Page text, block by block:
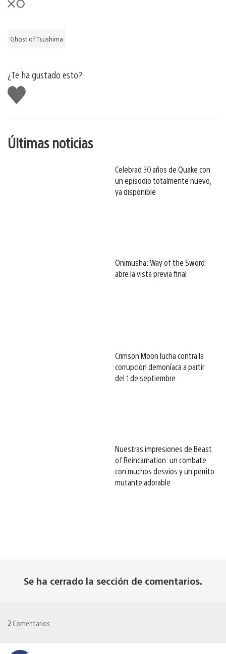
Ghost of Tsushima
¿Te ha gustado esto?
Me
gusta
esto
Últimas noticias
Celebrad 30 años de Quake con
un episodio totalmente nuevo,
ya disponible
Onimusha: Way of the Sword
abre la vista previa final
Crimson Moon lucha contra la
corrupción demoníaca a partir
del 1 de septiembre
Nuestras impresiones de Beast
of Reincarnation: un combate
con muchos desvíos y un perrito
mutante adorable
Se ha cerrado la sección de comentarios.
2 Comentarios